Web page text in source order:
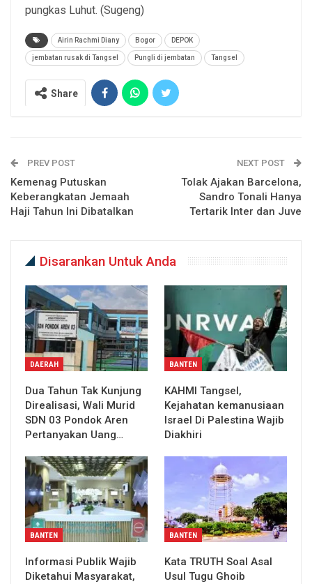
pungkas Luhut. (Sugeng)
Airin Rachmi Diany Bogor DEPOK
jembatan rusak di Tangsel Pungli di jembatan Tangsel
Share
PREV POST
Kemenag Putuskan
Keberangkatan Jemaah
Haji Tahun Ini Dibatalkan
NEXT POST
Tolak Ajakan Barcelona,
Sandro Tonali Hanya
Tertarik Inter dan Juve
Disarankan Untuk Anda
DAERAH
Dua Tahun Tak Kunjung
Direalisasi, Wali Murid
SDN 03 Pondok Aren
Pertanyakan Uang…
BANTEN
KAHMI Tangsel,
Kejahatan kemanusiaan
Israel Di Palestina Wajib
Diakhiri
BANTEN
Informasi Publik Wajib
Diketahui Masyarakat,
BANTEN
Kata TRUTH Soal Asal
Usul Tugu Ghoib